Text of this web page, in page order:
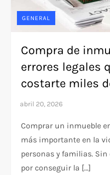
GENERAL
Compra de
errores legales
costarte miles
Comprar un inmueble
más importante en la
personas y familias.
por conseguir la […]